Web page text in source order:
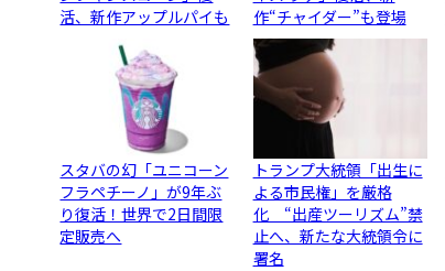
活、新作アップルパイも
作“チャイダー”も登場
スタバの幻「ユニコーン
フラペチーノ」が9年ぶ
り復活！世界で2日間限
定販売へ
トランプ大統領「出生に
よる市民権」を厳格
化 “出産ツーリズム”禁
止へ、新たな大統領令に
署名